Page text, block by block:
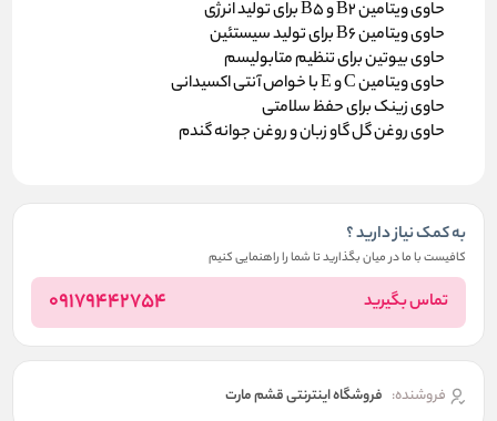
حاوی ویتامین B2 و B5 برای تولید انرژی
حاوی ویتامین B6 برای تولید سیستئین
حاوی بیوتین برای تنظیم متابولیسم
حاوی ویتامین C و E با خواص آنتی اکسیدانی
حاوی زینک برای حفظ سلامتی
حاوی روغن گل گاو زبان و روغن جوانه گندم
به کمک نیاز دارید ؟
کافیست با ما در میان بگذارید تا شما را راهنمایی کنیم
تماس بگیرید 09179442754
فروشنده: فروشگاه اینترنتی قشم مارت